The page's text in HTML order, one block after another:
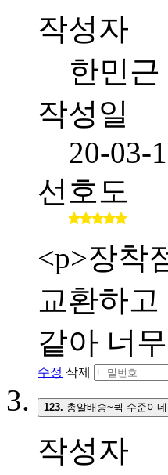
작성자
한민근
작성일
20-03-
선호도
<p>장착
교환하
같아 너
수정 삭제
123. 총알배송~퀵 수준이
작성자